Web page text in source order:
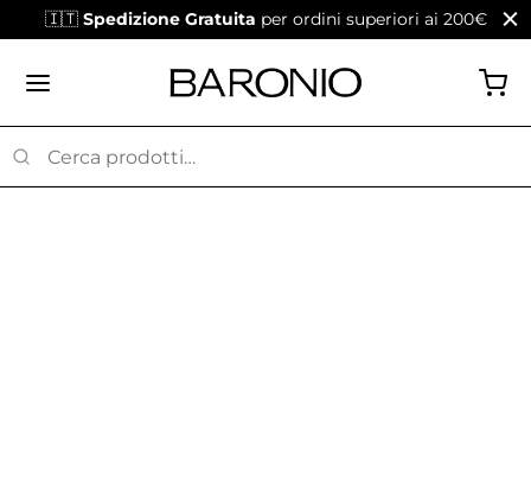
🇮🇹 Spedizione Gratuita per ordini superiori ai 200€